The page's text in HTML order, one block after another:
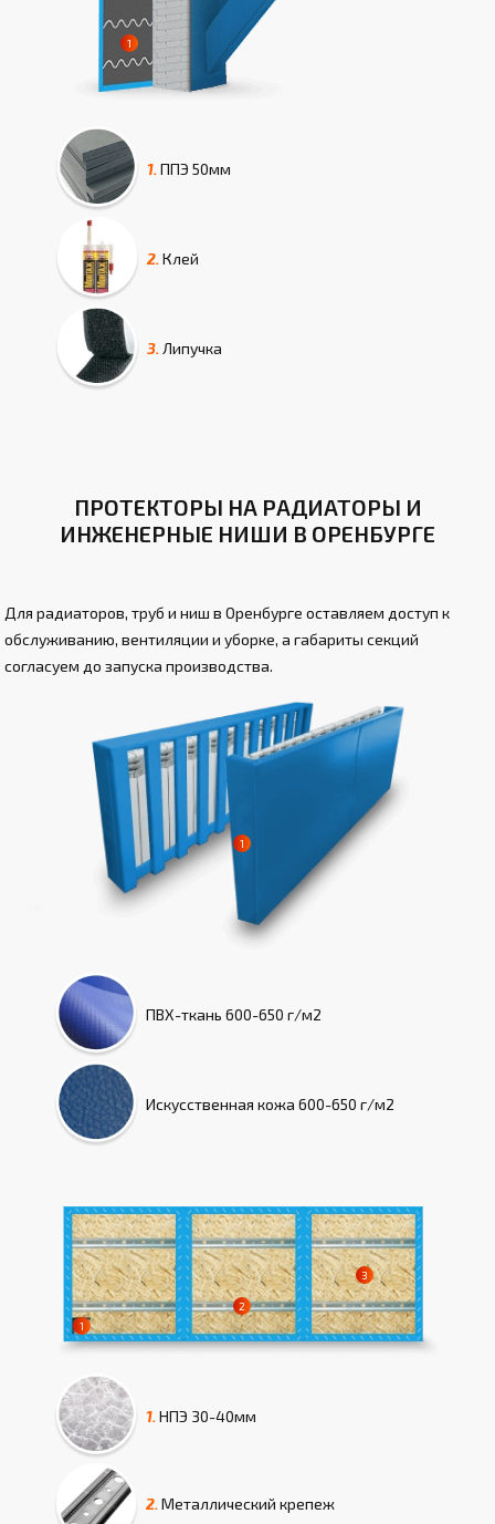
1. ППЭ 50мм
2. Клей
3. Липучка
ПРОТЕКТОРЫ НА РАДИАТОРЫ И
ИНЖЕНЕРНЫЕ НИШИ В ОРЕНБУРГЕ
Для радиаторов, труб и ниш в Оренбурге оставляем доступ к
обслуживанию, вентиляции и уборке, а габариты секций
согласуем до запуска производства.
ПВХ-ткань 600-650 г/м2
Искусcтвенная кожа 600-650 г/м2
1.НПЭ 30-40мм
2.Металлический крепеж